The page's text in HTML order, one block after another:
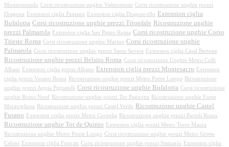
Monterotondo Corsi ricostruzione unghie Valmontone Corsi ricostruzione unghie prezzi
Dragona
Extension ciglia Pantano Extension ciglia Dragoncello
Extension ciglia
Bufalotta Corsi ricostruzione unghie prezzi Trionfale Ricostruzione unghie
prezzi Palmarola
Extension ciglia San Pietro Roma Corsi ricostruzione unghie Corso
Trieste Roma Corsi ricostruzione unghie Marino Corsi ricostruzione unghie
Palmarola Corsi ricostruzione unghie prezzi Santa Severa Extension ciglia Casal Bertone
Ricostruzione unghie prezzi Belsito Roma Corsi ricostruzione Unghie Metro Colli
Albani
Extension ciglia prezzi Albano Extension ciglia prezzi Montesacro
Extension
ciglia prezzi Verano Roma
Ricostruzione unghie prezzi Metro Ponte Lungo
Ricostruzione
unghie prezzi Appia Pignatelli Corsi ricostruzione unghie Bufalotta Corsi ricostruzione
unghie Roma Nord
Ricostruzione unghie prezzi Tor Pagnotta
Ricostruzione unghie Fonte
Meravigliosa
Ricostruzione unghie prezzi Castel Verde
Ricostruzione unghie Castel
Fusano
Extension ciglia prezzi Metro Cornelia Ricostruzione unghie prezzi Parioli Roma
Ricostruzione unghie Tor de Quinto
Extension ciglia prezzi Metro Torre Maura
Ricostruzione unghie Metro Ponte Lungo Corsi ricostruzione unghie prezzi Metro Grotte
Celoni
Extension ciglia Frascati Corsi ricostruzione unghie prezzi Statuario
Extension ciglia